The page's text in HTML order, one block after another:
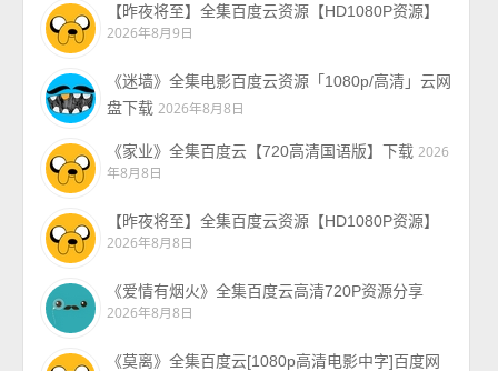
【昨夜将至】全集百度云资源【HD1080P资源】
2026年8月9日
《迷墙》全集电影百度云资源「1080p/高清」云网
盘下载 2026年8月8日
《家业》全集百度云【720高清国语版】下载 2026
年8月8日
【昨夜将至】全集百度云资源【HD1080P资源】
2026年8月8日
《爱情有烟火》全集百度云高清720P资源分享
2026年8月8日
《莫离》全集百度云[1080p高清电影中字]百度网